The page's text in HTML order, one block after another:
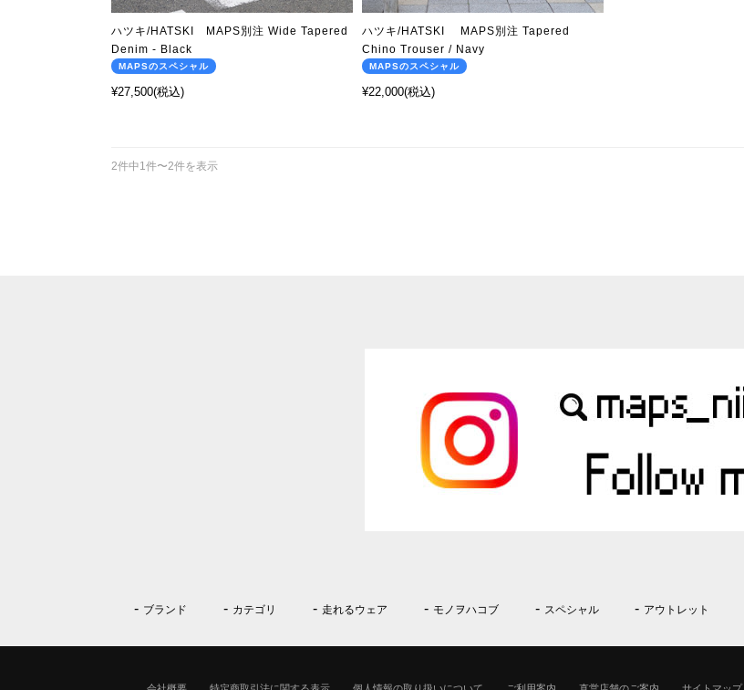
ハツキ/HATSKI MAPS別注 Wide Tapered
Denim - Black
MAPSのスペシャル
¥27,500(税込)
ハツキ/HATSKI MAPS別注 Tapered
Chino Trouser / Navy
MAPSのスペシャル
¥22,000(税込)
2件中1件〜2件を表示
ブランド カテゴリ 走れるウェア モノヲハコブ スペシャル アウトレット